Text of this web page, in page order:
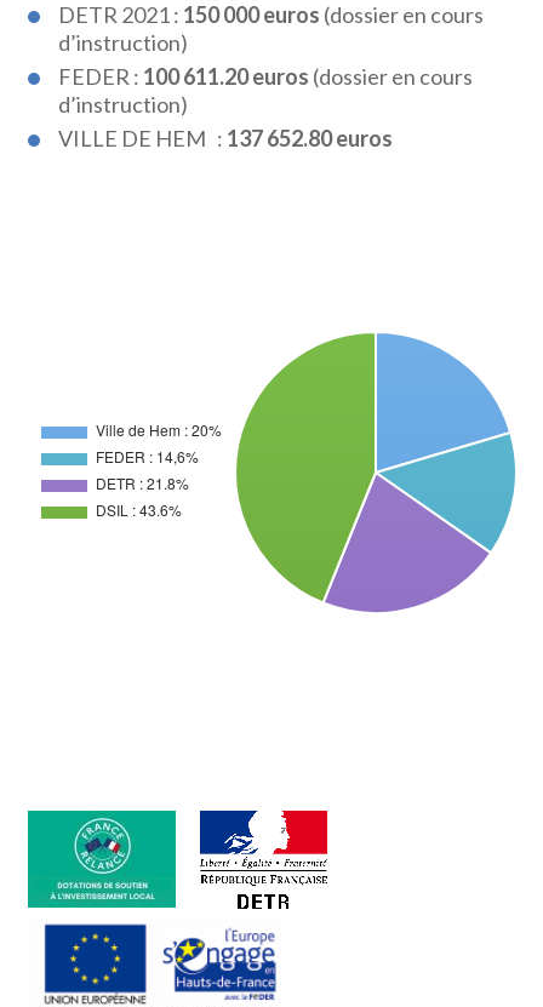
DETR 2021 : 150 000 euros (dossier en cours
d’instruction)
FEDER : 100 611.20 euros (dossier en cours
d’instruction)
VILLE DE HEM : 137 652.80 euros